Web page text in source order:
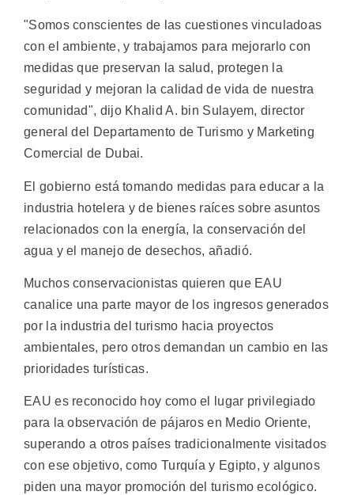
"Somos conscientes de las cuestiones vinculadoas
con el ambiente, y trabajamos para mejorarlo con
medidas que preservan la salud, protegen la
seguridad y mejoran la calidad de vida de nuestra
comunidad", dijo Khalid A. bin Sulayem, director
general del Departamento de Turismo y Marketing
Comercial de Dubai.
El gobierno está tomando medidas para educar a la
industria hotelera y de bienes raíces sobre asuntos
relacionados con la energía, la conservación del
agua y el manejo de desechos, añadió.
Muchos conservacionistas quieren que EAU
canalice una parte mayor de los ingresos generados
por la industria del turismo hacia proyectos
ambientales, pero otros demandan un cambio en las
prioridades turísticas.
EAU es reconocido hoy como el lugar privilegiado
para la observación de pájaros en Medio Oriente,
superando a otros países tradicionalmente visitados
con ese objetivo, como Turquía y Egipto, y algunos
piden una mayor promoción del turismo ecológico.